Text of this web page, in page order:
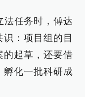
法任务时，傅达
：项目组的目
的起草，还要借
孵化一批科研成